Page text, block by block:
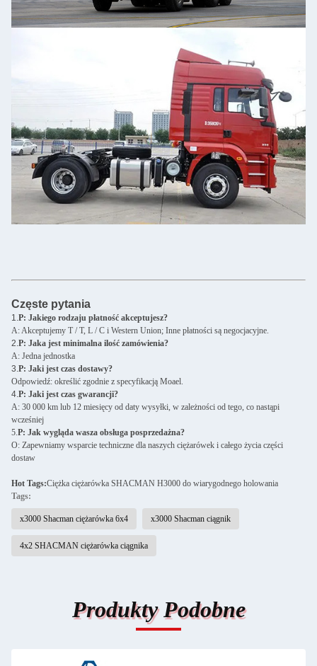
Częste pytania
1.P: Jakiego rodzaju płatność akceptujesz?
A: Akceptujemy T / T, L / C i Western Union; Inne płatności są negocjacyjne.
2.P: Jaka jest minimalna ilość zamówienia?
A: Jedna jednostka
3.P: Jaki jest czas dostawy?
Odpowiedź: określić zgodnie z specyfikacją Moael.
4.P: Jaki jest czas gwarancji?
A: 30 000 km lub 12 miesięcy od daty wysyłki, w zależności od tego, co nastąpi
wcześniej
5.P: Jak wygląda wasza obsługa posprzedażna?
O: Zapewniamy wsparcie techniczne dla naszych ciężarówek i całego życia części
dostaw
Hot Tags:Ciężka ciężarówka SHACMAN H3000 do wiarygodnego holowania
Tags:
x3000 Shacman ciężarówka 6x4 x3000 Shacman ciągnik
4x2 SHACMAN ciężarówka ciągnika
Produkty Podobne